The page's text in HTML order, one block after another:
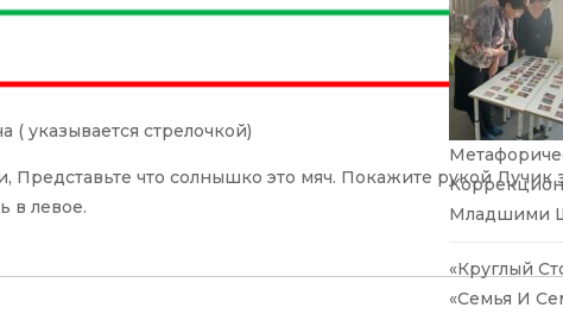
( указывается стрелочкой)
Представьте что солнышко это мяч. Покажите рукой Лучик
в левое.
Младшими
«Круглый
«Семья И